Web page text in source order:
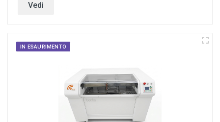
Vedi
IN ESAURIMENTO